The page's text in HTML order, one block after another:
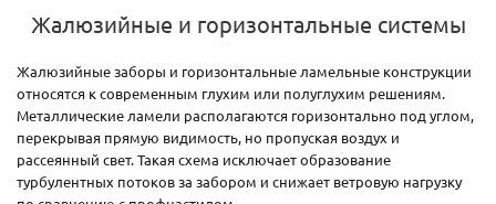
Жалюзийные и горизонтальные системы
Жалюзийные заборы и горизонтальные ламельные конструкции
относятся к современным глухим или полуглухим решениям.
Металлические ламели располагаются горизонтально под углом,
перекрывая прямую видимость, но пропуская воздух и
рассеянный свет. Такая схема исключает образование
турбулентных потоков за забором и снижает ветровую нагрузку